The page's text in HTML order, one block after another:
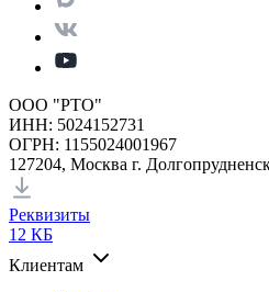
ООО "РТО"
ИНН: 5024152731
ОГРН: 1155024001967
127204, Москва г.
Реквизиты
12 КБ
Клиентам